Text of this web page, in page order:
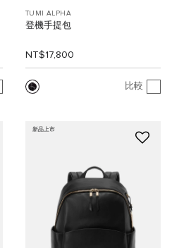
TUMI ALPHA
登機手提包
NT$17,800
比較
新品上市